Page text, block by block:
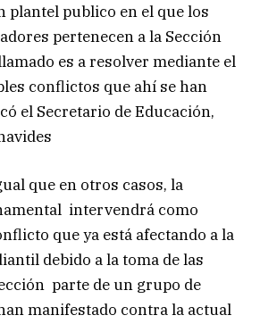
plantel publico en el que los
pertenecen a la Sección
es a resolver mediante el
conflictos que ahí se han
el Secretario de Educación,
que en otros casos, la
intervendrá como
que ya está afectando a la
debido a la toma de las
parte de un grupo de
manifestado contra la actual